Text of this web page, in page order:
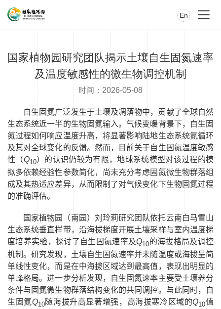
En
国家植物园研究团队揭示土壤自生固氮速率
及温度敏感性的微生物调控机制
时间：2026-05-08
自生固氮广泛发生于土壤及凋落物中，贡献了全球自然
生态系统近一半的生物固氮输入。气候变暖背景下，自生固
氮过程如何响应温度升高，将显著影响陆地生态系统氮循环
及其对全球变化的反馈。然而，目前关于自生固氮温度敏感
性（Q10）的认识仍较为有限，地球系统模型对该过程的模
拟多依赖经验性参数简化，尚未充分考虑固氮微生物群落组
成及其热适应差异，从而限制了对气候变化下生物固氮过程
的准确评估。
国家植物园（南园）刘玲莉研究团队依托云南白马雪山
生态系统垂直样带，沿海拔梯度开展土壤采样与室内温度梯
度培养实验，探讨了自生固氮速率及Q10的海拔格局及调控
机制。研究发现，土壤自生固氮速率并未随温度或海拔呈简
单线性变化，而是在中海拔区域达到最高值，表现出明显的
单峰格局。进一步分析发现，自生固氮速率主要受土壤养分
条件与固氮微生物群落结构变化的共同调控。与此同时，自
生固氮Q10随海拔升高显著增强，高海拔寒冷区域的Q10值